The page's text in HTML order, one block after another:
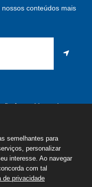
conteúdos mais
fornecidas pelo
a alteração a qualquer
| Todos os direitos
semelhantes para
personalizar
interesse. Ao navegar
com tal
de privacidade